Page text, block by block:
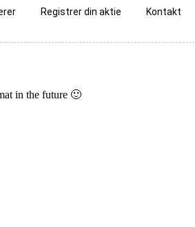
Registrer din aktie Kontakt
in the future 🙂